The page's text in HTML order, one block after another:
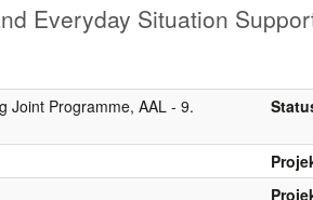
Everyday Situation
Joint Programme, AAL - 9.